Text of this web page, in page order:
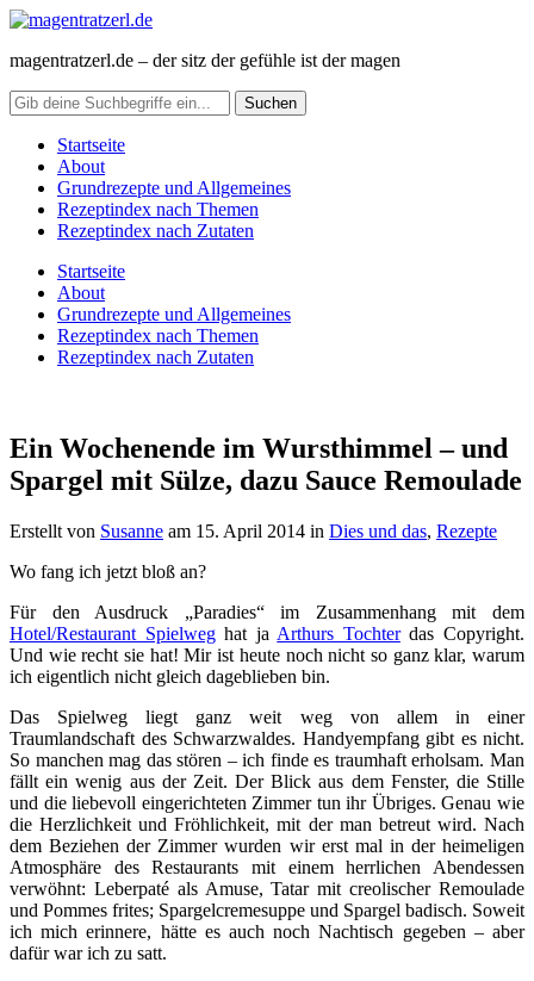
magentratzerl.de – der sitz der gefühle ist der magen
Startseite
About
Grundrezepte und Allgemeines
Rezeptindex nach Themen
Rezeptindex nach Zutaten
Startseite
About
Grundrezepte und Allgemeines
Rezeptindex nach Themen
Rezeptindex nach Zutaten
Ein Wochenende im Wursthimmel – und
Spargel mit Sülze, dazu Sauce Remoulade
Erstellt von Susanne am 15. April 2014 in Dies und das, Rezepte
Wo fang ich jetzt bloß an?
Für den Ausdruck „Paradies“ im Zusammenhang mit dem
Hotel/Restaurant Spielweghat ja Arthurs Tochterdas Copyright.
Und wie recht sie hat! Mir ist heute noch nicht so ganz klar, warum
ich eigentlich nicht gleich dageblieben bin.
Das Spielweg liegt ganz weit weg von allem in einer
Traumlandschaft des Schwarzwaldes. Handyempfang gibt es nicht.
So manchen mag das stören – ich finde es traumhaft erholsam. Man
fällt ein wenig aus der Zeit. Der Blick aus dem Fenster, die Stille
und die liebevoll eingerichteten Zimmer tun ihr Übriges. Genau wie
die Herzlichkeit und Fröhlichkeit, mit der man betreut wird. Nach
dem Beziehen der Zimmer wurden wir erst mal in der heimeligen
Atmosphäre des Restaurants mit einem herrlichen Abendessen
verwöhnt: Leberpaté als Amuse, Tatar mit creolischer Remoulade
und Pommes frites; Spargelcremesuppe und Spargel badisch. Soweit
ich mich erinnere, hätte es auch noch Nachtisch gegeben – aber
dafür war ich zu satt.